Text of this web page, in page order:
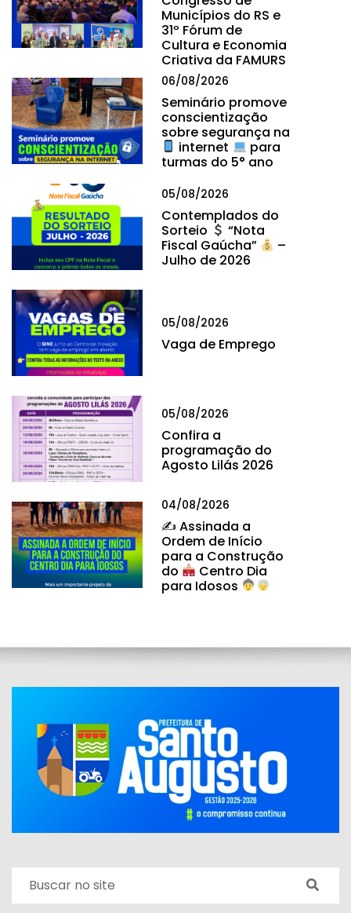
Municípios do RS e
31º Fórum de
Cultura e Economia
Criativa da FAMURS
06/08/2026
Seminário promove
conscientização
sobre segurança na
internet
para
turmas do 5° ano
05/08/2026
Contemplados do
Sorteio
“Nota
Fiscal Gaúcha”
–
Julho de 2026
05/08/2026
Vaga de Emprego
05/08/2026
Confira a
programação do
Agosto Lilás 2026
04/08/2026
✍ Assinada a
Ordem de Início
para a Construção
do
Centro Dia
para Idosos